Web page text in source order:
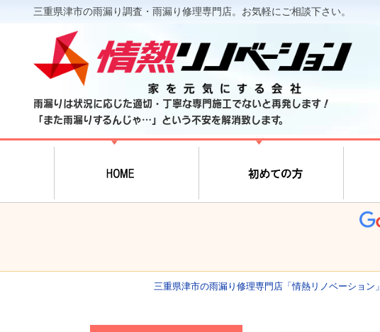
三重県津市の雨漏り調査・雨漏り修理専門店。お気軽にご相談下さい。
雨漏りは状況に応じた適切・丁寧な専門施工でないと再発します！
「また雨漏りするんじゃ…」という不安を解消致します。
三重県津市の雨漏り修理専門店「情熱リノベーション」